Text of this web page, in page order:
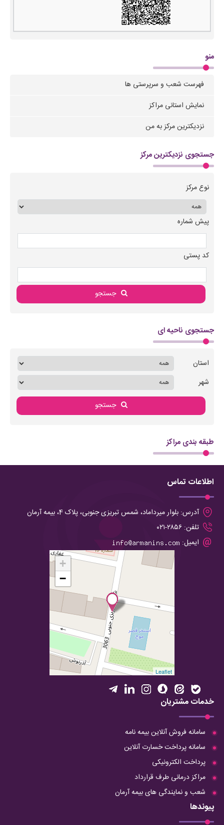
منو
فهرست شعب و سرپرستی ها
نمایش استانی مراکز
نزدیکترین مرکز به من
جستجوی نزدیکترین مرکز
نوع مرکز
پیش شماره
کد پستی
جستجو
جستجوی ناحیه ای
استان
شهر
جستجو
طبقه بندی مراکز
اطلاعات تماس
آدرس: بلوار میرداماد، شمس تبریزی جنوبی، پلاک 4، بیمه آرمان
تلفن: ۲۸۵۶-۰۲۱
ایمیل:
+
−
Leaflet
خدمات مشتریان
سامانه فروش آنلاین بیمه نامه
سامانه پرداخت خسارت آنلاین
پرداخت الکترونیکی
مراکز درمانی طرف قرارداد
شعب و نمایندگی های بیمه آرمان
پیوندها